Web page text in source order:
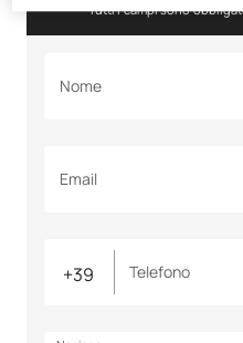
Tutti i campi sono
Nome
Email
Telefono